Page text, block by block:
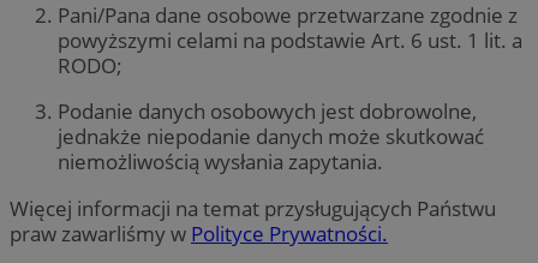
Pani/Pana dane osobowe przetwarzane zgodnie z
powyższymi celami na podstawie Art. 6 ust. 1 lit. a
RODO;
Podanie danych osobowych jest dobrowolne,
jednakże niepodanie danych może skutkować
niemożliwością wysłania zapytania.
Więcej informacji na temat przysługujących Państwu
praw zawarliśmy w Polityce Prywatności.